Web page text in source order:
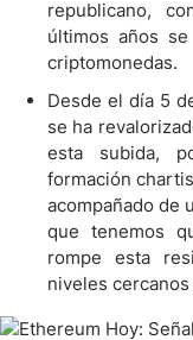
republicano,
últimos años
criptomonedas.
Desde el día 5
se ha
esta subida,
formación
acompañado de
que tenemos
rompe esta
niveles